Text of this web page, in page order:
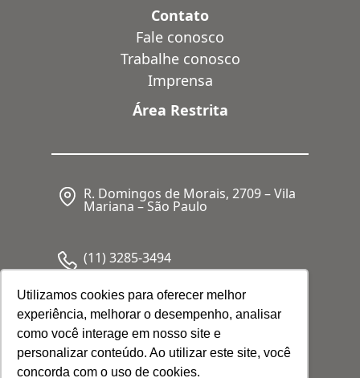
Utilizamos cookies para oferecer melhor
experiência, melhorar o desempenho, analisar
como você interage em nosso site e
personalizar conteúdo. Ao utilizar este site, você
concorda com o uso de cookies.
Contato
Fale conosco
Trabalhe conosco
Imprensa
Área Restrita
R. Domingos de Morais, 2709 – Vila
Mariana – São Paulo
(11) 3285-3494
CNPJ: 05.341.062/0001-80